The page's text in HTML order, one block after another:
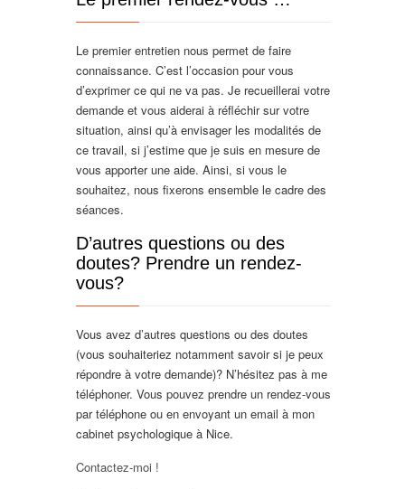
Le premier entretien nous permet de faire
connaissance. C’est l’occasion pour vous
d’exprimer ce qui ne va pas. Je recueillerai votre
demande et vous aiderai à réfléchir sur votre
situation, ainsi qu’à envisager les modalités de
ce travail, si j’estime que je suis en mesure de
vous apporter une aide. Ainsi, si vous le
souhaitez, nous fixerons ensemble le cadre des
séances.
D’autres questions ou des
doutes? Prendre un rendez-
vous?
Vous avez d’autres questions ou des doutes
(vous souhaiteriez notamment savoir si je peux
répondre à votre demande)? N’hésitez pas à me
téléphoner. Vous pouvez prendre un rendez-vous
par téléphone ou en envoyant un email à mon
cabinet psychologique à Nice.
Contactez-moi !